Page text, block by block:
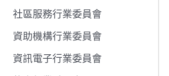
社區服務行業委員會
資助機構行業委員會
資訊電子行業委員會